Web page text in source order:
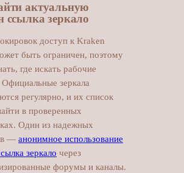
актуальную
ссылка зеркало
доступ к Kraken
быть ограничен, поэтому
где искать рабочие
Официальные зеркала
регулярно, и их список
в проверенных
Один из надежных
— анонимное использование
зеркало через
форумы и каналы.